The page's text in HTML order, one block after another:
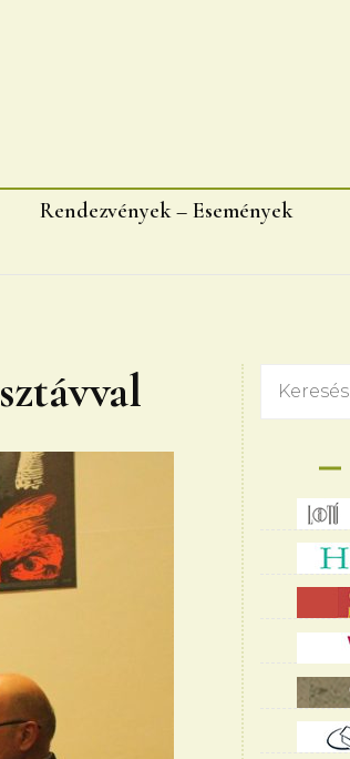
fiok
Rendezvények – Események
Keresés: